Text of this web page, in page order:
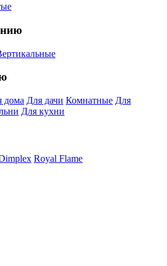
дома Для дачи Комнатные Для
Для кухни
Royal Flame